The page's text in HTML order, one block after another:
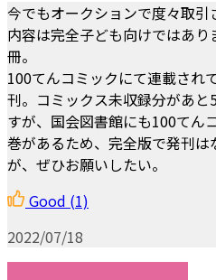
今でもオークションで度々取引
内容は完全子ども向けではあ
冊。
100てんコミックにて連載され
刊。コミックス未収録分があ
すが、国会図書館にも100てん
巻があるため、完全版で発刊
が、ぜひお願いしたい。
Good (1)
2022/07/18